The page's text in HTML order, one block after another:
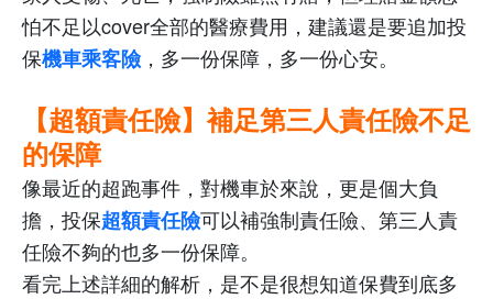
怕不足以cover全部的醫療費用，建議還是要追加投
保機車乘客險，多一份保障，多一份心安。
【超額責任險】補足第三人責任險不足
的保障
像最近的超跑事件，對機車於來說，更是個大負
擔，投保超額責任險可以補強制責任險、第三人責
任險不夠的也多一份保障。
看完上述詳細的解析，是不是很想知道保費到底多